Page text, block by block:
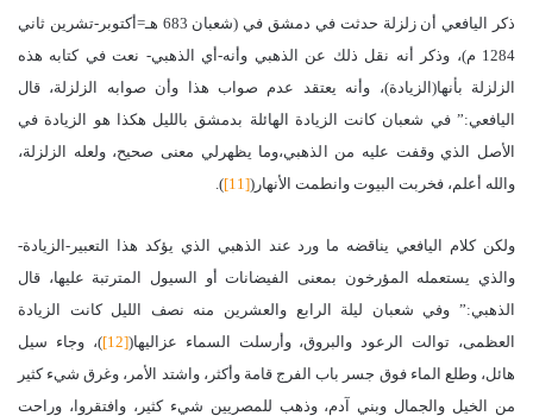
ذكر اليافعي أن زلزلة حدثت في دمشق في (شعبان 683 هـ=أكتوبر-تشرين ثاني
1284 م)، وذكر أنه نقل ذلك عن الذهبي وأنه-أي الذهبي- نعت في كتابه هذه
الزلزلة بأنها(الزيادة)، وأنه يعتقد عدم صواب هذا وأن صوابه الزلزلة، قال
اليافعي:” في شعبان كانت الزيادة الهائلة بدمشق بالليل هكذا هو الزيادة في
الأصل الذي وقفت عليه من الذهبي،وما يظهرلي معنى صحيح، ولعله الزلزلة،
والله أعلم، فخربت البيوت وانطمت الأنهار([11]
).
ولكن كلام اليافعي يناقضه ما ورد عند الذهبي الذي يؤكد هذا التعبير-الزيادة-
والذي يستعمله المؤرخون بمعنى الفيضانات أو السيول المترتبة عليها، قال
الذهبي:” وفي شعبان ليلة الرابع والعشرين منه نصف الليل كانت الزيادة
العظمى، توالت الرعود والبروق، وأرسلت السماء عزاليها([12]
)، وجاء سيل
هائل، وطلع الماء فوق جسر باب الفرج قامة وأكثر، واشتد الأمر، وغرق شيء كثير
من الخيل والجمال وبني آدم، وذهب للمصريين شيء كثير، وافتقروا، وراحت